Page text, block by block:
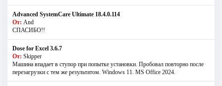
Advanced SystemCare Ultimate 18.4.0.114
От: And
СПАСИБО!!
Dose for Excel 3.6.7
От: Skipper
Машина впадает в ступор при попытке установки. Пробовал повторно после
перезагрузки с тем же результатом. Windows 11. MS Offiсe 2024.